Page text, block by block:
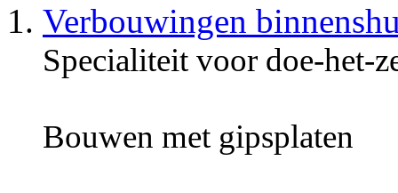
Verbouwingen
Specialiteit voor doe-het-
Bouwen met gipsplaten